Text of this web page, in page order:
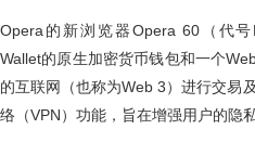
Opera的新浏览器Opera 60（代
Wallet的原生加密货币钱包和一个
的互联网（也称为Web 3）进行交易
络（VPN）功能，旨在增强用户的隐